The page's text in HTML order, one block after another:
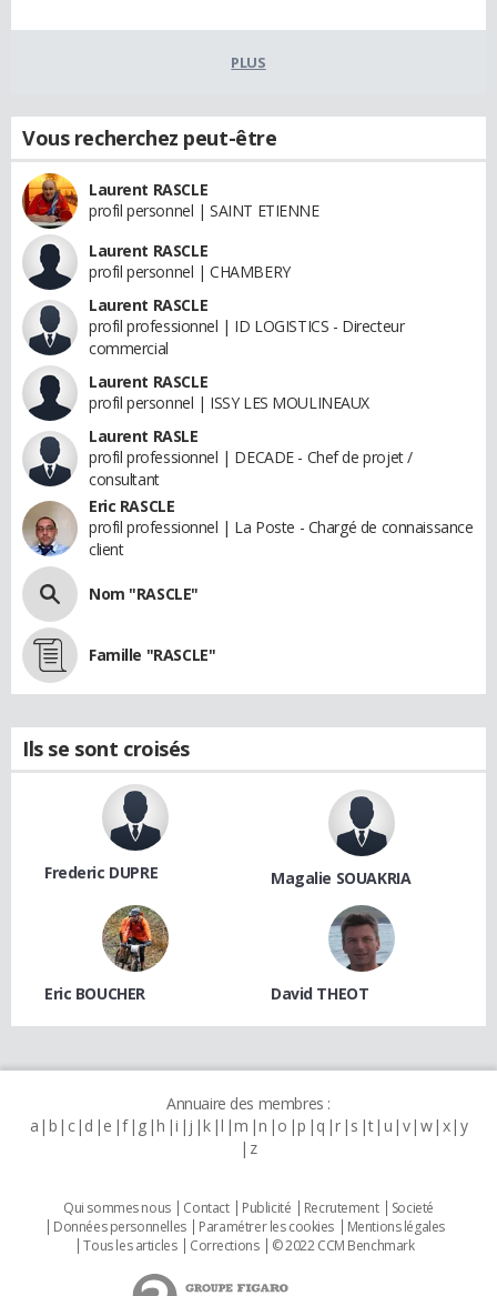
PLUS
Vous recherchez peut-être
Laurent RASCLE
profil personnel | SAINT ETIENNE
Laurent RASCLE
profil personnel | CHAMBERY
Laurent RASCLE
profil professionnel | ID LOGISTICS - Directeur
commercial
Laurent RASCLE
profil personnel | ISSY LES MOULINEAUX
Laurent RASLE
profil professionnel | DECADE - Chef de projet /
consultant
Eric RASCLE
profil professionnel | La Poste - Chargé de connaissance
client
Nom "RASCLE"
Famille "RASCLE"
Ils se sont croisés
Frederic DUPRE Magalie SOUAKRIA
Eric BOUCHER David THEOT
Annuaire des membres :
a b c d e f g h i j k l m n o p q r s t u v w x y
z
Qui sommes nous Contact Publicité Recrutement
Societé
Données personnelles
Paramétrer les cookies
Mentions légales
Tous les articles
Corrections © 2022 CCM Benchmark